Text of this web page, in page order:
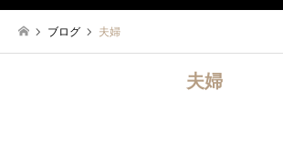
ブログ 夫婦
夫婦